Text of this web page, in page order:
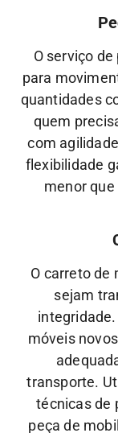
O serviço
para
quantidades
quem
com
flexibilidade
menor
O carreto de
sejam
móveis
transporte.
técnicas de
peça de